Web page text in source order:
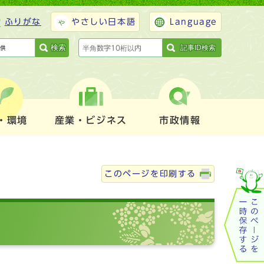
ふりがな やさしい日本語 Language
検索 記事ID検索
環境 産業・ビジネス 市政情報
このページを印刷する